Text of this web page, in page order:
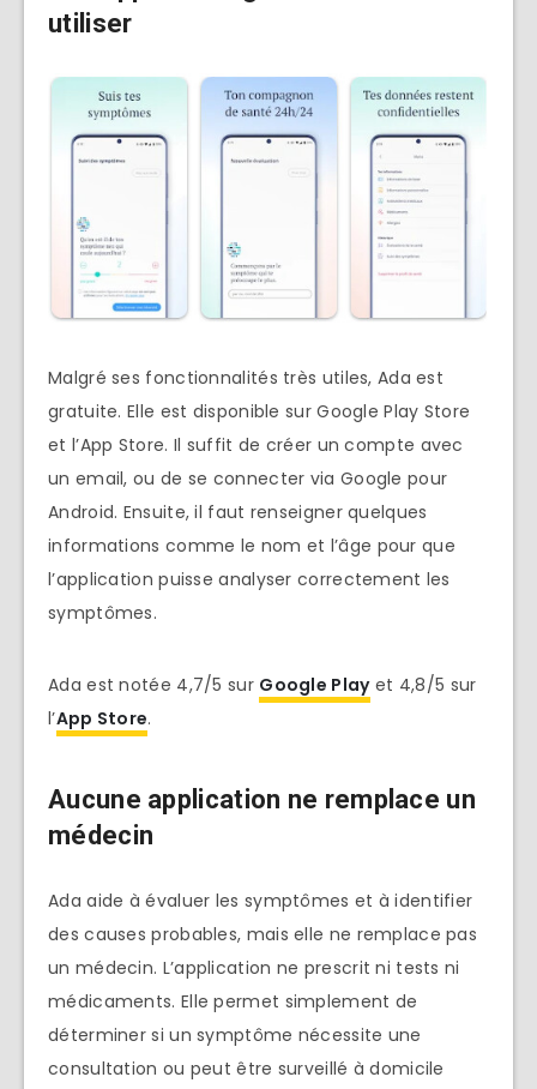
utiliser
Malgré ses fonctionnalités très utiles, Ada est
gratuite. Elle est disponible sur Google Play Store
et l’App Store. Il suffit de créer un compte avec
un email, ou de se connecter via Google pour
Android. Ensuite, il faut renseigner quelques
informations comme le nom et l’âge pour que
l’application puisse analyser correctement les
symptômes.
Ada est notée 4,7/5 sur Google Playet 4,8/5 sur
l’App Store.
Aucune application ne remplace un
médecin
Ada aide à évaluer les symptômes et à identifier
des causes probables, mais elle ne remplace pas
un médecin. L’application ne prescrit ni tests ni
médicaments. Elle permet simplement de
déterminer si un symptôme nécessite une
consultation ou peut être surveillé à domicile